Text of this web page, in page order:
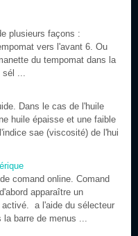
plusieurs façons :
vers l'avant 6. Ou
du tempomat dans la
sél ...
Dans le cas de l'huile
huile épaisse et une faible
sae (viscosité) de l'hui
comand online. Comand
apparaître un
activé. a l'aide du sélecteur
barre de menus ...